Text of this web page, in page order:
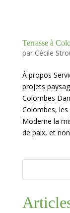
Terrasse à
par Cécile
À propos
projets
Colombes
Colombes,
Moderne la
de paix, et